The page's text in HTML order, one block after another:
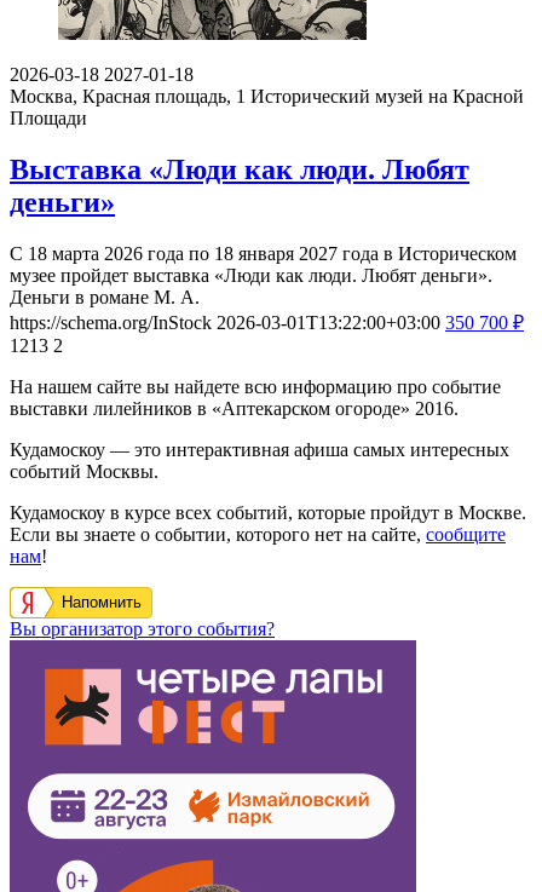
2026-03-18 2027-01-18
Москва, Красная площадь, 1 Исторический музей на Красной
Площади
Выставка «Люди как люди. Любят
деньги»
С 18 марта 2026 года по 18 января 2027 года в Историческом
музее пройдет выставка «Люди как люди. Любят деньги».
Деньги в романе М. А.
https://schema.org/InStock 2026-03-01T13:22:00+03:00 350 700 ₽
1213 2
На нашем сайте вы найдете всю информацию про событие
выставки лилейников в «Аптекарском огороде» 2016.
Кудамоскоу — это интерактивная афиша самых интересных
событий Москвы.
Кудамоскоу в курсе всех событий, которые пройдут в Москве.
Если вы знаете о событии, которого нет на сайте, сообщите
нам!
Напомнить
Вы организатор этого события?